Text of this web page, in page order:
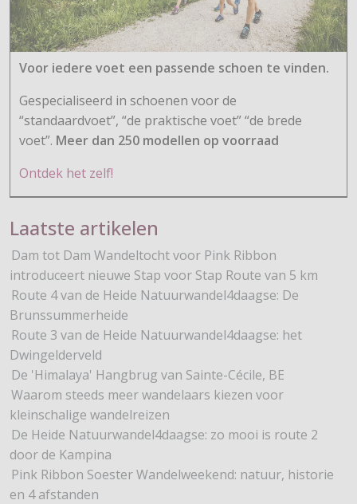
Voor iedere voet een passende schoen te vinden.
Gespecialiseerd in schoenen voor de
“standaardvoet”, “de praktische voet” “de brede
voet”. Meer dan 250 modellen op voorraad
Ontdek het zelf!
Laatste artikelen
Dam tot Dam Wandeltocht voor Pink Ribbon
introduceert nieuwe Stap voor Stap Route van 5 km
Route 4 van de Heide Natuurwandel4daagse: De
Brunssummerheide
Route 3 van de Heide Natuurwandel4daagse: het
Dwingelderveld
De 'Himalaya' Hangbrug van Sainte-Cécile, BE
Waarom steeds meer wandelaars kiezen voor
kleinschalige wandelreizen
De Heide Natuurwandel4daagse: zo mooi is route 2
door de Kampina
Pink Ribbon Soester Wandelweekend: natuur, historie
en 4 afstanden